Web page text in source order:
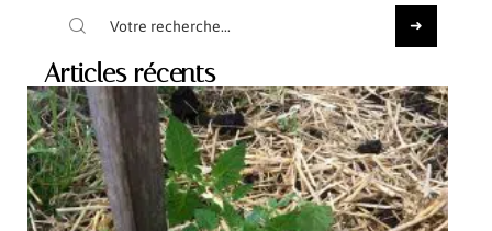
Articles récents